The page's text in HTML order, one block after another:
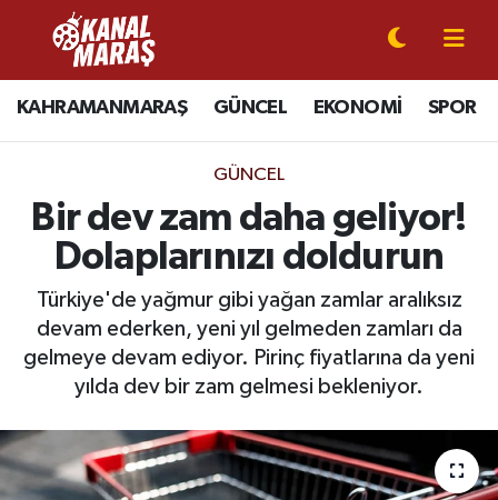
KAHRAMANMARAŞ GÜNCEL EKONOMİ SPOR
GÜNCEL
Bir dev zam daha geliyor!
Dolaplarınızı doldurun
Türkiye'de yağmur gibi yağan zamlar aralıksız
devam ederken, yeni yıl gelmeden zamları da
gelmeye devam ediyor. Pirinç fiyatlarına da yeni
yılda dev bir zam gelmesi bekleniyor.
CANLI YAYIN
KAHRAMANMARAŞ
GÜNCEL
SPOR
SİYASET
EKONOMİ
MAGAZİN
Kahramanmaraş Nöbetçi Eczaneler
Kahramanmaraş Hava Durumu
Kahramanmaraş Namaz Vakitleri
Kahramanmaraş Trafik Yoğunluk Haritası
Süper Lig Puan Durumu ve Fikstür
Tüm Manşetler
Haber Arşivi